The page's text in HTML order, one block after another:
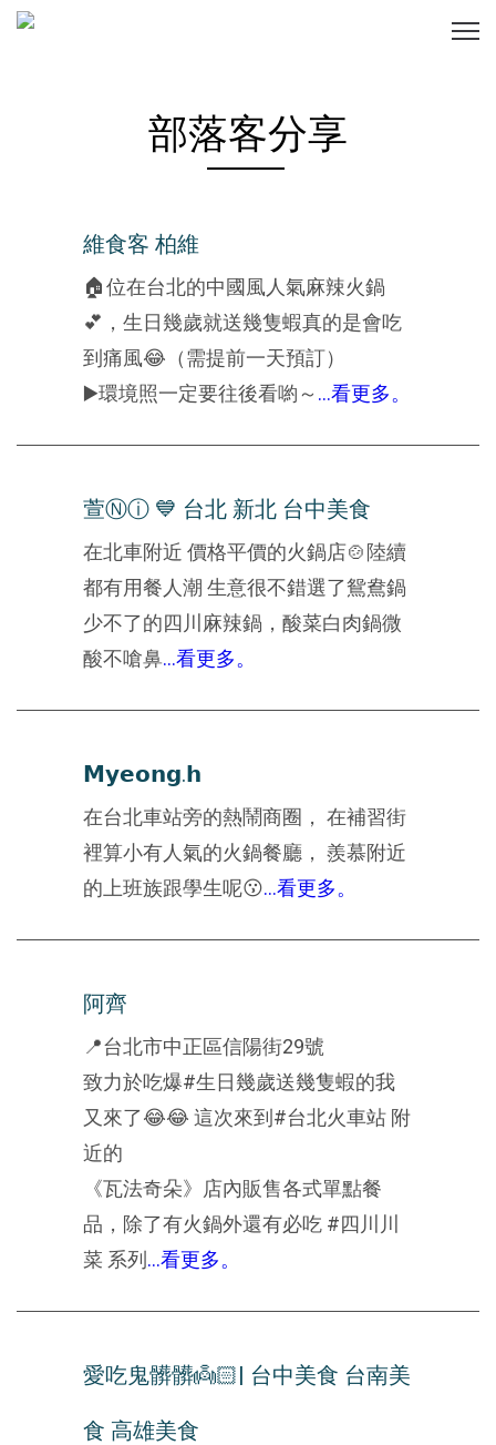
部落客分享
維食客 柏維
🏠位在台北的中國風人氣麻辣火鍋
💕，生日幾歲就送幾隻蝦真的是會吃
到痛風😂（需提前一天預訂）
▶️環境照一定要往後看喲～ ...看更多。
萱Ⓝⓘ 💙 台北 新北 台中美食
在北車附近 價格平價的火鍋店🍲陸續
都有用餐人潮 生意很不錯選了鴛鴦鍋
少不了的四川麻辣鍋，酸菜白肉鍋微
酸不嗆鼻...看更多。
𝗠𝘆𝗲𝗼𝗻𝗴.𝗵
在台北車站旁的熱鬧商圈， 在補習街
裡算小有人氣的火鍋餐廳， 羨慕附近
的上班族跟學生呢😗...看更多。
阿齊
📍台北市中正區信陽街29號
致力於吃爆#生日幾歲送幾隻蝦的我
又來了😂😂 這次來到#台北火車站 附
近的
《瓦法奇朵》店內販售各式單點餐
品，除了有火鍋外還有必吃 #四川川
菜 系列 ...看更多。
愛吃鬼髒髒👼🏻| 台中美食 台南美
食 高雄美食